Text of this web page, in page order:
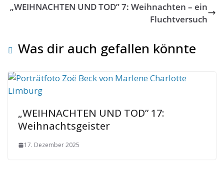
„WEIHNACHTEN UND TOD” 7: Weihnachten – ein
Fluchtversuch
Was dir auch gefallen könnte
„WEIHNACHTEN UND TOD” 17:
Weihnachtsgeister
17. Dezember 2025